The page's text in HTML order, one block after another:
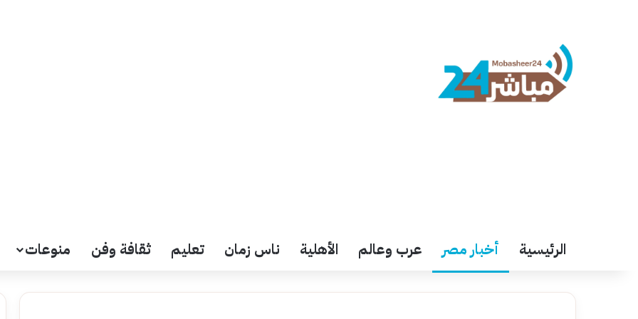
الرئيسية أخبار مصر عرب وعالم الأهلية ناس زمان تعليم ثقافة وفن منوعات